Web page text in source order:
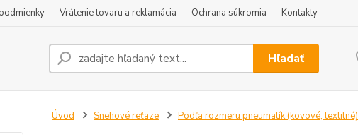
Vrátenie tovaru a reklamácia Ochrana súkromia Kontakty
Hľadať
Úvod Snehové reťaze Podľa rozmeru pneumatík (kovové, textilné)